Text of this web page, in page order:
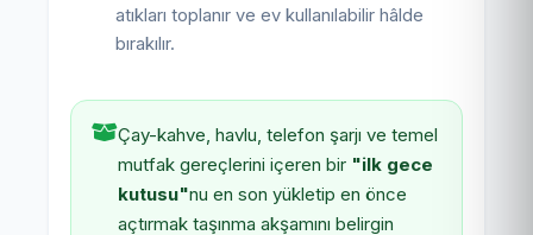
atıkları toplanır ve ev kullanılabilir hâlde
bırakılır.
Çay-kahve, havlu, telefon şarjı ve temel
mutfak gereçlerini içeren bir "ilk gece
kutusu"nu en son yükletip en önce
açtırmak taşınma akşamını belirgin